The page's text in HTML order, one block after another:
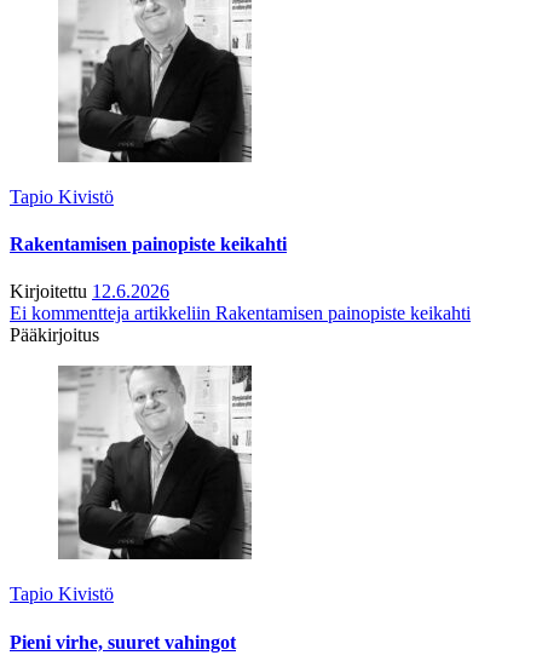
Tapio Kivistö
Rakentamisen painopiste keikahti
Kirjoitettu 12.6.2026
Ei kommentteja artikkeliin Rakentamisen painopiste keikahti
Pääkirjoitus
Tapio Kivistö
Pieni virhe, suuret vahingot